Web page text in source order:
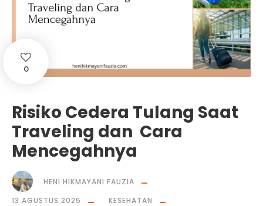
0
Risiko Cedera Tulang Saat
Traveling dan Cara
Mencegahnya
HENI HIKMAYANI FAUZIA
13 AGUSTUS 2025
KESEHATAN